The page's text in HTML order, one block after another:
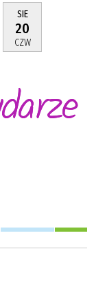
SIE
20
CZW